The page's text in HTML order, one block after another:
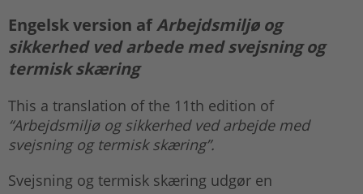
Engelsk version afArbejdsmiljø og
sikkerhed ved arbede med svejsning og
termisk skæring
This a translation of the 11th edition of
“Arbejdsmiljø og sikkerhed ved arbejde med
svejsning og termisk skæring”.
Svejsning og termisk skæring udgør en